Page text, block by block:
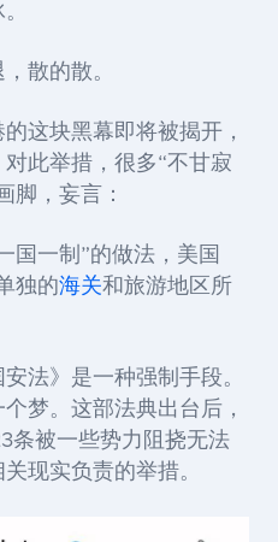
散的散。
这块黑幕即将被揭开，
此举措，很多“不甘寂
脚，妄言：
国一制”的做法，美国
独的海关和旅游地区所
法》是一种强制手段。
梦。这部法典出台后，
条被一些势力阻挠无法
现实负责的举措。